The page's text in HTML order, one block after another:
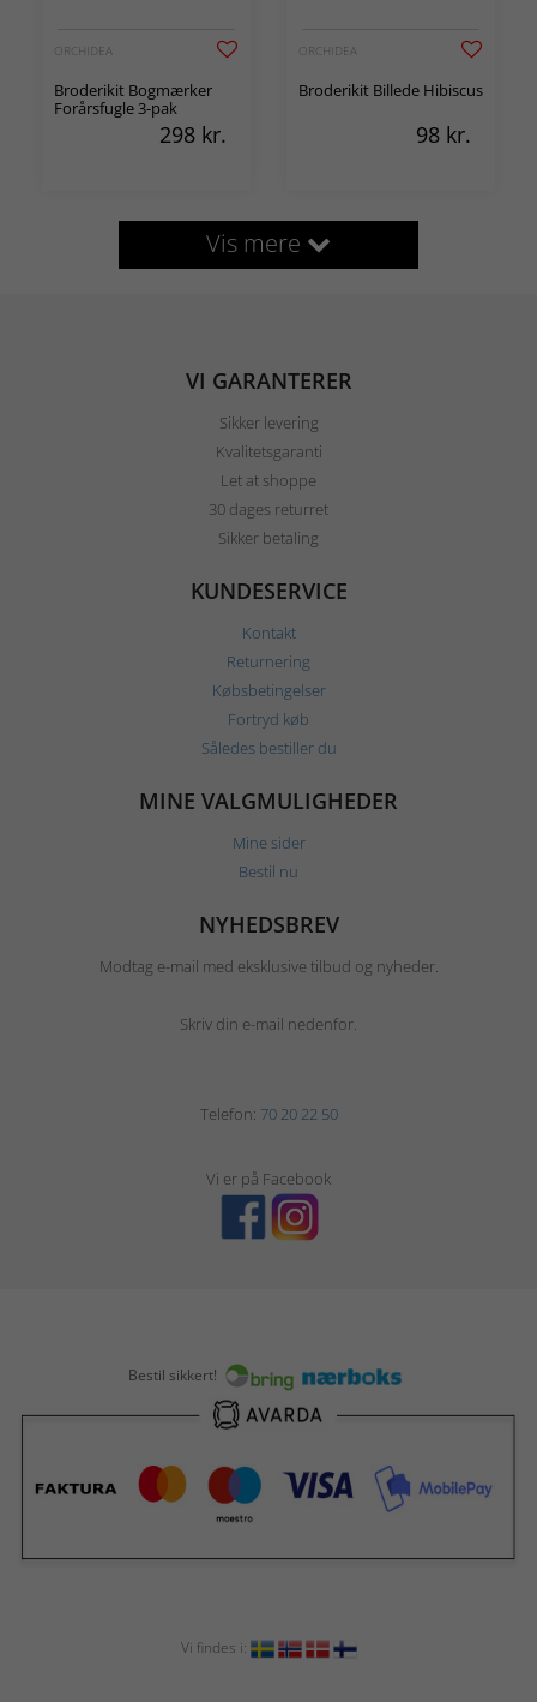
ORCHIDEA
Broderikit Bogmærker
Forårsfugle 3-pak
298 kr.
ORCHIDEA
Broderikit Billede Hibiscus
98 kr.
Vis mere
VI GARANTERER
Sikker levering
Kvalitetsgaranti
Let at shoppe
30 dages returret
Sikker betaling
KUNDESERVICE
Kontakt
Returnering
Købsbetingelser
Fortryd køb
Således bestiller du
MINE VALGMULIGHEDER
Mine sider
Bestil nu
NYHEDSBREV
Modtag e-mail med eksklusive tilbud og nyheder.
Skriv din e-mail nedenfor.
Telefon: 70 20 22 50
Vi er på Facebook
Bestil sikkert!
Vi findes i: